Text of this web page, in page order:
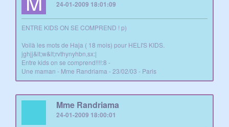
24-01-2009 18:01:09
ENTRE KIDS ON SE COMPREND ! p)
Voilà les mots de Haja ( 18 mois) pour HELI'S KIDS.
jghjj&lt;w&lt;rvthynyhbn,sx:|
Entre kids on se comprend!!!!:8 -
Une maman - Mme Randriama - 23/02/03 - Paris
Mme Randriama
24-01-2009 18:00:01